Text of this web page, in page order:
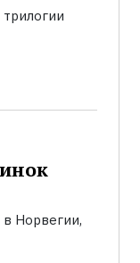
Норвегии,